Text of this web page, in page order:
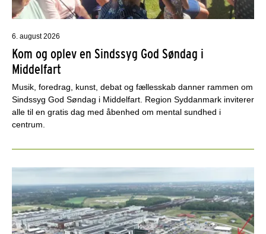
6. august 2026
Kom og oplev en Sindssyg God Søndag i
Middelfart
Musik, foredrag, kunst, debat og fællesskab danner rammen om
Sindssyg God Søndag i Middelfart. Region Syddanmark inviterer
alle til en gratis dag med åbenhed om mental sundhed i
centrum.